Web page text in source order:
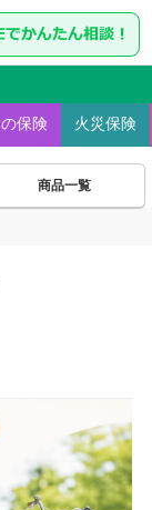
の保険 火災保険
商品一覧